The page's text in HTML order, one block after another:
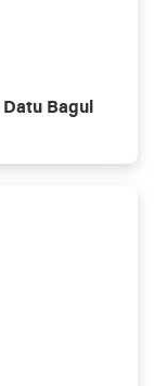
Bagul